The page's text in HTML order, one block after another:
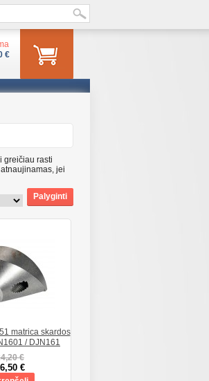
€
greičiau rasti
jei
matrica skardos
/ DJN161
€
€